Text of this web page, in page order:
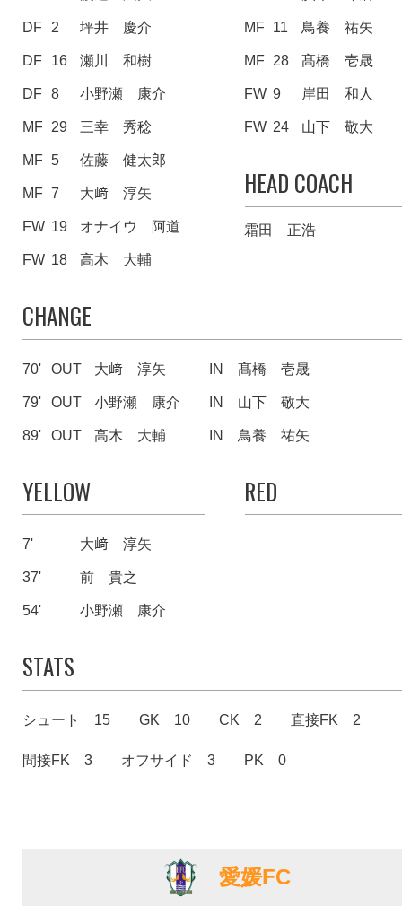
DF 2 坪井 慶介
DF 16 瀬川 和樹
DF 8 小野瀬 康介
MF 29 三幸 秀稔
MF 5 佐藤 健太郎
MF 7 大﨑 淳矢
FW 19 オナイウ 阿道
FW 18 高木 大輔
MF 11 鳥養 祐矢
MF 28 髙橋 壱晟
FW 9 岸田 和人
FW 24 山下 敬大
HEAD COACH
霜田 正浩
CHANGE
70' OUT 大﨑 淳矢 IN 髙橋 壱晟
79' OUT 小野瀬 康介 IN 山下 敬大
89' OUT 高木 大輔 IN 鳥養 祐矢
YELLOW
7' 大﨑 淳矢
37' 前 貴之
54' 小野瀬 康介
RED
STATS
シュート 15 GK 10 CK 2 直接FK 2
間接FK 3 オフサイド 3 PK 0
愛媛FC